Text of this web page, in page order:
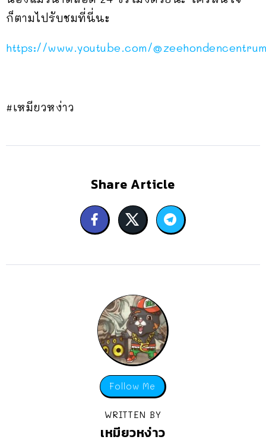
ก็ตามไปรับชมที่นี่นะ
https://www.youtube.com/
#เหมียวหง่าว
Share Article
Follow Me
WRITTEN BY
เหมียวหง่าว